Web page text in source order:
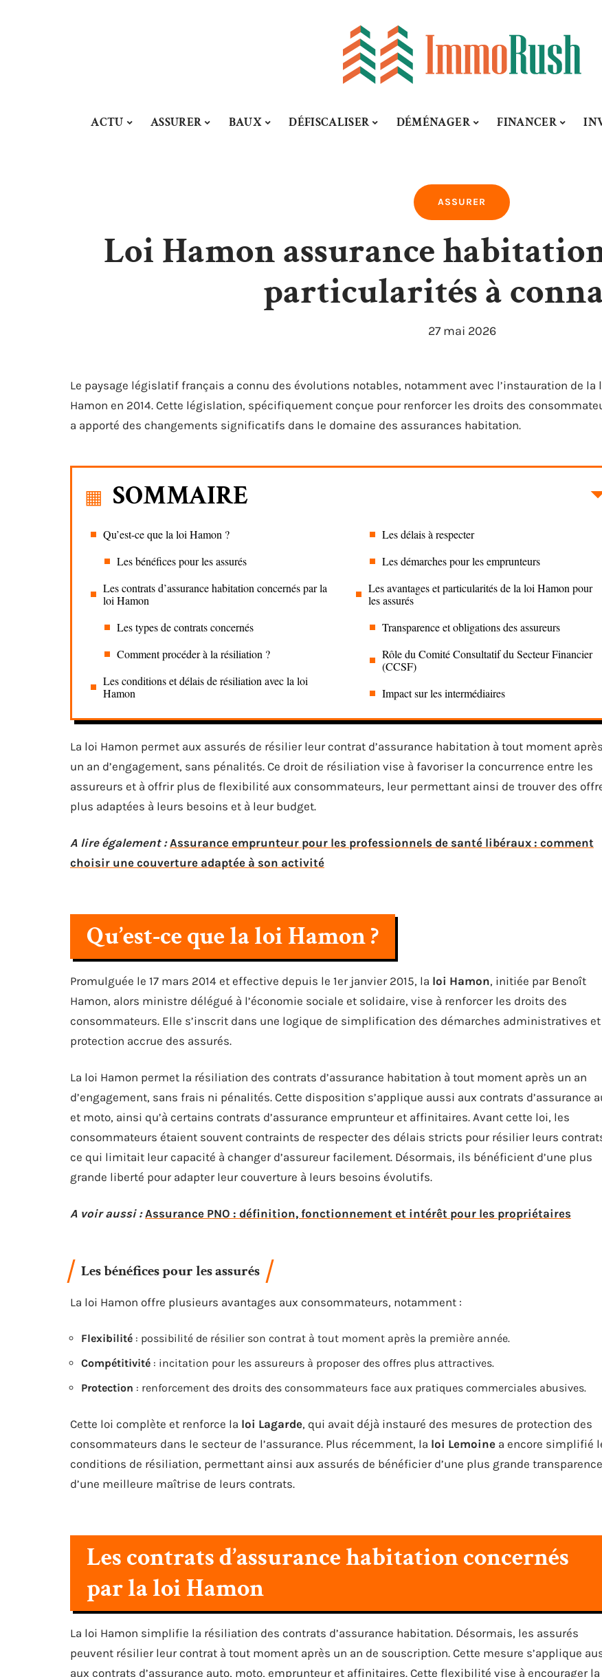
ACTU ASSURER BAUX DÉFISCALISER DÉMÉNAGER FINANCER
ASSURER
Loi Hamon assurance
particularités à
27 mai 2026
Le paysage législatif français a connu des évolutions notables, notamment avec l’instauration de la
Hamon en 2014. Cette législation, spécifiquement conçue pour renforcer les droits des
a apporté des changements significatifs dans le domaine des assurances habitation.
SOMMAIRE
Qu’est-ce que la loi Hamon ?
Les bénéfices pour les assurés
Les contrats d’assurance habitation concernés par la
loi Hamon
Les types de contrats concernés
Comment procéder à la résiliation ?
Les conditions et délais de résiliation avec la loi
Hamon
Les délais à respecter
Les démarches pour les emprunteurs
Les avantages et particularités de la loi Hamon pour
les assurés
Transparence et obligations des assureurs
Rôle du Comité Consultatif du Secteur Financier
(CCSF)
Impact sur les intermédiaires
La loi Hamon permet aux assurés de résilier leur contrat d’assurance habitation à tout moment après
un an d’engagement, sans pénalités. Ce droit de résiliation vise à favoriser la concurrence entre les
assureurs et à offrir plus de flexibilité aux consommateurs, leur permettant ainsi de trouver des
plus adaptées à leurs besoins et à leur budget.
A lire également : Assurance emprunteur pour les professionnels de santé libéraux : comment
choisir une couverture adaptée à son activité
Qu’est-ce que la loi Hamon ?
Promulguée le 17 mars 2014 et effective depuis le 1er janvier 2015, la loi Hamon, initiée par Benoît
Hamon, alors ministre délégué à l’économie sociale et solidaire, vise à renforcer les droits des
consommateurs. Elle s’inscrit dans une logique de simplification des démarches administratives et
protection accrue des assurés.
La loi Hamon permet la résiliation des contrats d’assurance habitation à tout moment après un an
d’engagement, sans frais ni pénalités. Cette disposition s’applique aussi aux contrats d’assurance
et moto, ainsi qu’à certains contrats d’assurance emprunteur et affinitaires. Avant cette loi, les
consommateurs étaient souvent contraints de respecter des délais stricts pour résilier leurs
ce qui limitait leur capacité à changer d’assureur facilement. Désormais, ils bénéficient d’une plus
grande liberté pour adapter leur couverture à leurs besoins évolutifs.
A voir aussi : Assurance PNO : définition, fonctionnement et intérêt pour les propriétaires
Les bénéfices pour les assurés
La loi Hamon offre plusieurs avantages aux consommateurs, notamment :
Flexibilité : possibilité de résilier son contrat à tout moment après la première année.
Compétitivité : incitation pour les assureurs à proposer des offres plus attractives.
Protection : renforcement des droits des consommateurs face aux pratiques commerciales abusives.
Cette loi complète et renforce la loi Lagarde, qui avait déjà instauré des mesures de protection des
consommateurs dans le secteur de l’assurance. Plus récemment, la loi Lemoine a encore simplifié
conditions de résiliation, permettant ainsi aux assurés de bénéficier d’une plus grande
d’une meilleure maîtrise de leurs contrats.
Les contrats d’assurance habitation concernés
par la loi Hamon
La loi Hamon simplifie la résiliation des contrats d’assurance habitation. Désormais, les assurés
peuvent résilier leur contrat à tout moment après un an de souscription. Cette mesure s’applique
aux contrats d’assurance auto, moto, emprunteur et affinitaires. Cette flexibilité vise à encourager la